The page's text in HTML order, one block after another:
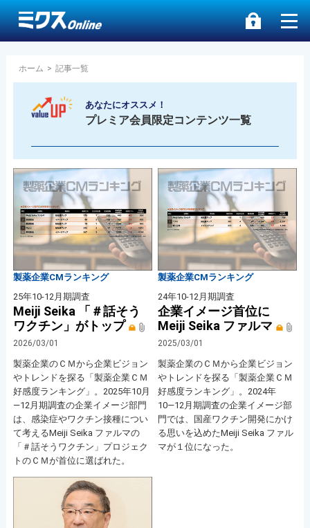
ホーム > 記事一覧
あなたにオススメ！
プレミア会員限定コンテンツ一覧
製薬企業CMランキング
25年10-12月期調査
Meiji Seika 「＃話そう
ワクチン」がトップ
2026/03/01
製薬企業のＣＭから企業ビジョン
やトレンドを探る「製薬企業ＣＭ
好感度ランキング」。2025年10月
―12月期調査の企業イメージ部門
は、感染症やワクチン接種につい
て考えるMeiji Seika ファルマの
「＃話そうワクチン」プロジェク
トのＣＭが首位に選ばれた。
製薬企業CMランキング
24年10-12月期調査
企業イメージ首位に
Meiji Seika ファルマ
2025/03/01
製薬企業のＣＭから企業ビジョン
やトレンドを探る「製薬企業ＣＭ
好感度ランキング」。2024年
10―12月期調査の企業イメージ部
門では、国産ワクチン開発にかけ
る思いを込めたMeiji Seika ファル
マが１位になった。